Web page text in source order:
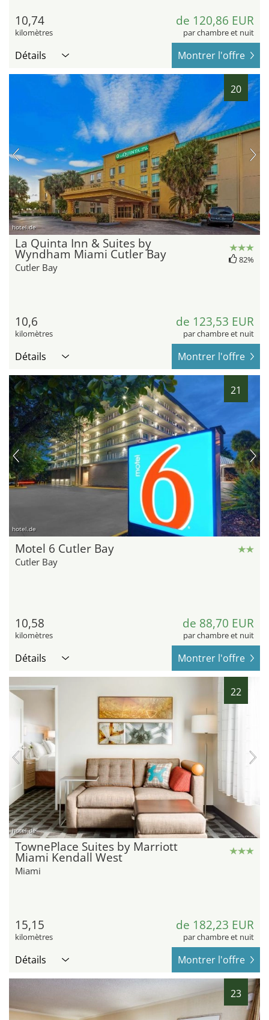
10,74
kilomètres
de 120,86 EUR
par chambre et nuit
Détails Montrer l'offre
20
hotel.de
La Quinta Inn & Suites by
Wyndham Miami Cutler Bay
Cutler Bay
82%
10,6
kilomètres
de 123,53 EUR
par chambre et nuit
Détails Montrer l'offre
21
hotel.de
Motel 6 Cutler Bay
Cutler Bay
10,58
kilomètres
de 88,70 EUR
par chambre et nuit
Détails Montrer l'offre
22
hotel.de
TownePlace Suites by Marriott
Miami Kendall West
Miami
15,15
kilomètres
de 182,23 EUR
par chambre et nuit
Détails Montrer l'offre
23